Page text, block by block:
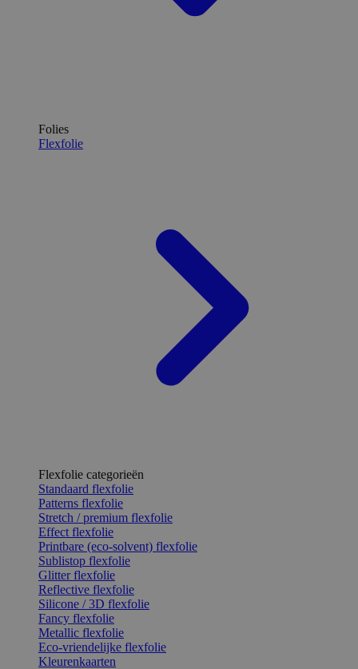
Folies
Flexfolie
Flexfolie categorieën
Standaard flexfolie
Patterns flexfolie
Stretch / premium flexfolie
Effect flexfolie
Printbare (eco-solvent) flexfolie
Sublistop flexfolie
Glitter flexfolie
Reflective flexfolie
Silicone / 3D flexfolie
Fancy flexfolie
Metallic flexfolie
Eco-vriendelijke flexfolie
Kleurenkaarten